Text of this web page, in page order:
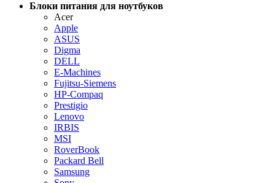
Блоки питания для ноутбуков
Acer
Apple
ASUS
Digma
DELL
E-Machines
Fujitsu-Siemens
HP-Compaq
Prestigio
Lenovo
IRBIS
MSI
RoverBook
Packard Bell
Samsung